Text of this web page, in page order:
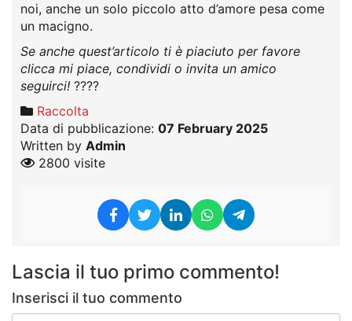
noi, anche un solo piccolo atto d’amore pesa come
un macigno.
Se anche quest’articolo ti è piaciuto per favore
clicca mi piace, condividi o invita un amico
seguirci! ????
Raccolta
Data di pubblicazione: 07 February 2025
Written by Admin
2800 visite
Lascia il tuo primo commento!
Inserisci il tuo commento